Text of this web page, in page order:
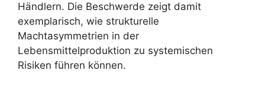
Händlern. Die Beschwerde zeigt damit
exemplarisch, wie strukturelle
Machtasymmetrien in der
Lebensmittelproduktion zu systemischen
Risiken führen können.